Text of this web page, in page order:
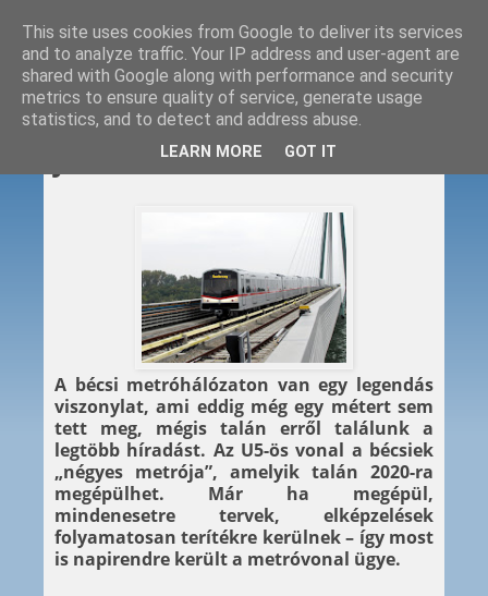
2013. 09. 16.
Jöhet az U5?
A bécsi metróhálózaton van egy legendás
viszonylat, ami eddig még egy métert sem
tett meg, mégis talán erről találunk a
legtöbb híradást. Az U5-ös vonal a bécsiek
„négyes metrója”, amelyik talán 2020-ra
megépülhet. Már ha megépül,
mindenesetre tervek, elképzelések
folyamatosan terítékre kerülnek – így most
is napirendre került a metróvonal ügye.
This site uses cookies from Google to deliver its services
and to analyze traffic. Your IP address and user-agent are
shared with Google along with performance and security
metrics to ensure quality of service, generate usage
statistics, and to detect and address abuse.
LEARN MORE GOT IT